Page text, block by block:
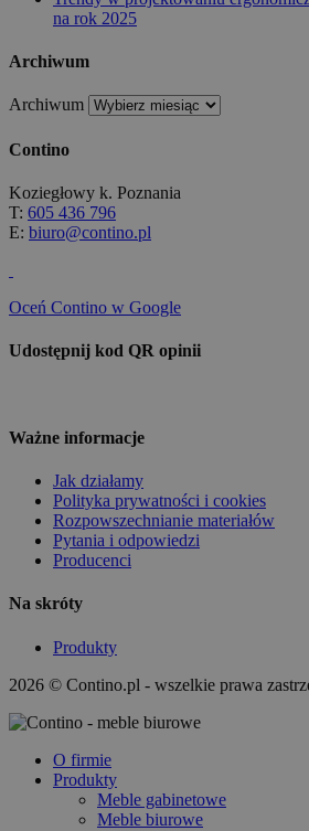
na rok 2025
Archiwum
Archiwum
Contino
Koziegłowy k. Poznania
T: 605 436 796
E: biuro@contino.pl
Oceń Contino w Google
Udostępnij kod QR opinii
Ważne informacje
Jak działamy
Polityka prywatności i cookies
Rozpowszechnianie materiałów
Pytania i odpowiedzi
Producenci
Na skróty
Produkty
2026 © Contino.pl - wszelkie prawa
O firmie
Produkty
Meble gabinetowe
Meble biurowe